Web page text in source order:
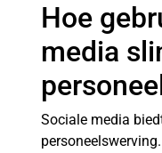
Hoe
media
Sociale media